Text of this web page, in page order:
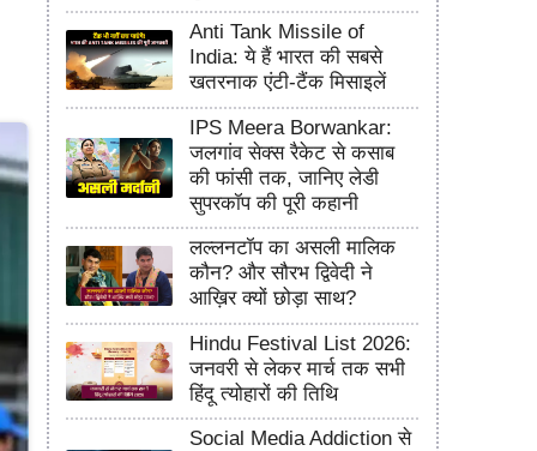
Anti Tank Missile of
India: ये हैं भारत की सबसे
खतरनाक एंटी-टैंक मिसाइलें
IPS Meera Borwankar:
जलगांव सेक्स रैकेट से कसाब
की फांसी तक, जानिए लेडी
सुपरकॉप की पूरी कहानी
लल्लनटॉप का असली मालिक
कौन? और सौरभ द्विवेदी ने
आख़िर क्यों छोड़ा साथ?
Hindu Festival List 2026:
जनवरी से लेकर मार्च तक सभी
हिंदू त्योहारों की तिथि
Social Media Addiction से